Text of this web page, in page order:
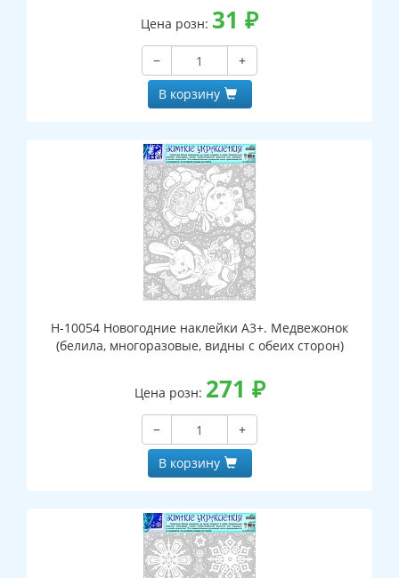
Цена розн: 31 ₽
−
+
В корзину
Н-10054 Новогодние наклейки А3+. Медвежонок
(белила, многоразовые, видны с обеих сторон)
Цена розн: 271 ₽
−
+
В корзину